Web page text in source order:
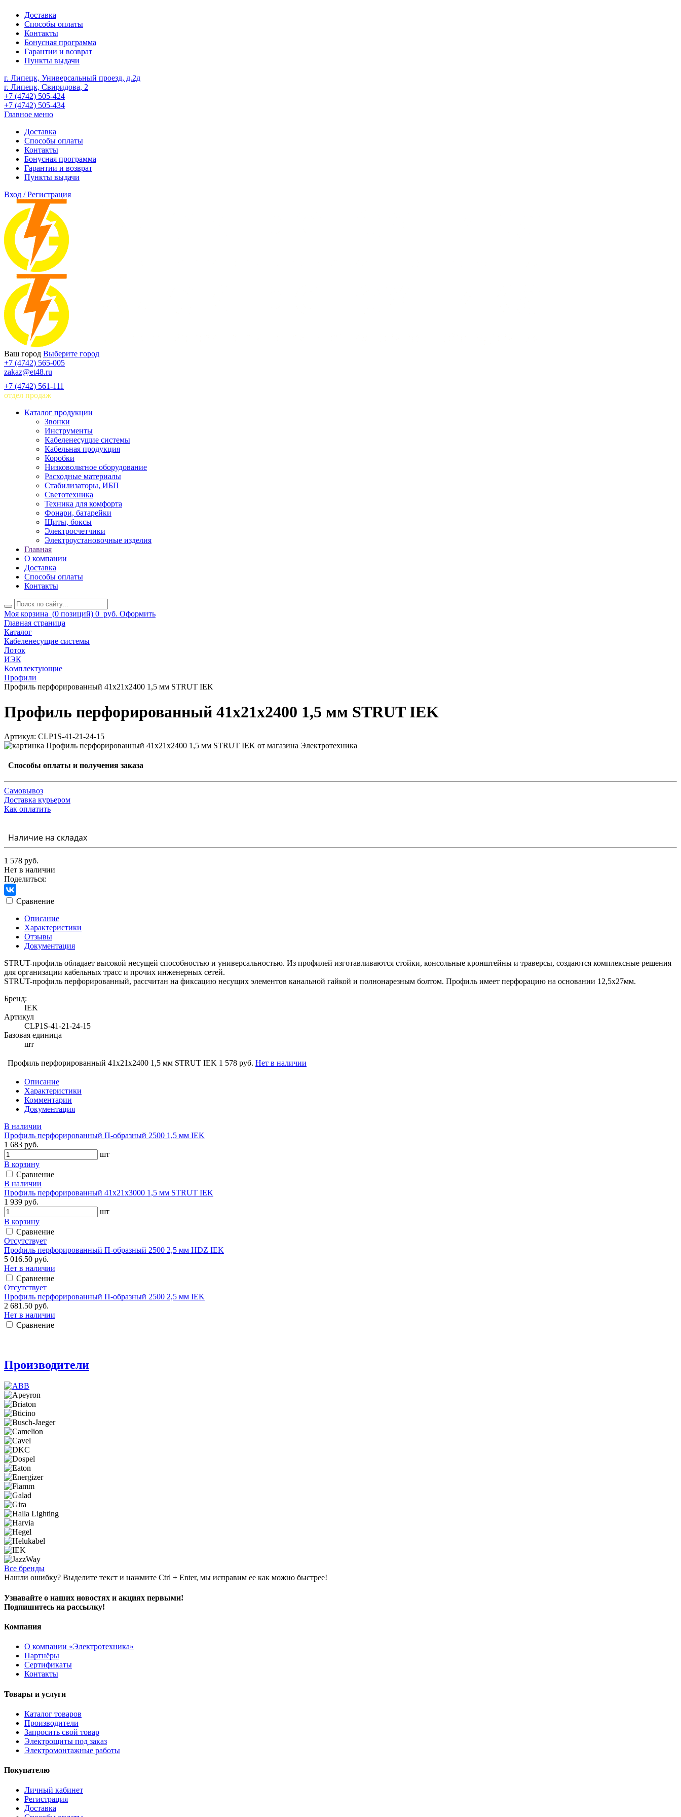
Доставка
Способы оплаты
Контакты
Бонусная программа
Гарантии и возврат
Пункты выдачи
г. Липецк, Универсальный проезд, д.2д
г. Липецк, Свиридова, 2
+7 (4742) 505-424
+7 (4742) 505-434
Главное меню
Доставка
Способы оплаты
Контакты
Бонусная программа
Гарантии и возврат
Пункты выдачи
Вход / Регистрация
Ваш город Выберите город
+7 (4742) 565-005
zakaz@et48.ru
+7 (4742) 561-111
отдел продаж
Каталог продукции
Звонки
Инструменты
Кабеленесущие системы
Кабельная продукция
Коробки
Низковольтное оборудование
Расходные материалы
Стабилизаторы, ИБП
Светотехника
Техника для комфорта
Фонари, батарейки
Щиты, боксы
Электросчетчики
Электроустановочные изделия
Главная
О компании
Доставка
Способы оплаты
Контакты
Моя корзина (0 позиций) 0 руб. Оформить
Главная страница
Каталог
Кабеленесущие системы
Лоток
ИЭК
Комплектующие
Профили
Профиль перфорированный 41х21х2400 1,5 мм STRUT IEK
Профиль перфорированный 41х21х2400 1,5 мм STRUT IEK
Артикул: CLP1S-41-21-24-15
Способы оплаты и получения заказа
Самовывоз
Доставка курьером
Как оплатить
Наличие на складах
1 578 руб.
Нет в наличии
Поделиться:
Сравнение
Описание
Характеристики
Отзывы
Документация
STRUT-профиль обладает высокой несущей способностью и универсальностью. Из профилей изготавливаются стойки, консольные кронштейны и траверсы, создаются комплексные решения
для организации кабельных трасс и прочих инженерных сетей.
STRUT-профиль перфорированный, рассчитан на фиксацию несущих элементов канальной гайкой и полнонарезным болтом. Профиль имеет перфорацию на основании 12,5х27мм.
Бренд:
IEK
Артикул
CLP1S-41-21-24-15
Базовая единица
шт
Профиль перфорированный 41х21х2400 1,5 мм STRUT IEK 1 578 руб. Нет в наличии
Описание
Характеристики
Комментарии
Документация
В наличии
Профиль перфорированный П-образный 2500 1,5 мм IEK
1 683 руб.
шт
В корзину
Сравнение
В наличии
Профиль перфорированный 41х21х3000 1,5 мм STRUT IEK
1 939 руб.
шт
В корзину
Сравнение
Отсутствует
Профиль перфорированный П-образный 2500 2,5 мм HDZ IEK
5 016.50 руб.
Нет в наличии
Сравнение
Отсутствует
Профиль перфорированный П-образный 2500 2,5 мм IEK
2 681.50 руб.
Нет в наличии
Сравнение
Производители
Все бренды
Нашли ошибку? Выделите текст и нажмите Ctrl + Enter, мы исправим ее как можно быстрее!
Узнавайте о наших новостях и акциях первыми!
Подпишитесь на рассылку!
Компания
О компании «Электротехника»
Партнёры
Сертификаты
Контакты
Товары и услуги
Каталог товаров
Производители
Запросить свой товар
Электрощиты под заказ
Электромонтажные работы
Покупателю
Личный кабинет
Регистрация
Доставка